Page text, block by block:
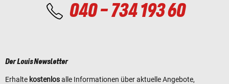
040 - 734 193 60
Der Louis Newsletter
Erhalte kostenlosalle Informationen über aktuelle Angebote,